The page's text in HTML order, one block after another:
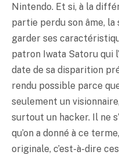
Nintendo. Et si, à la
partie perdu son âme, la
garder ses
patron Iwata Satoru qui
date de sa disparition
rendu possible parce
seulement un
surtout un hacker. Il ne
qu’on a donné à ce
originale, c’est-à-dire